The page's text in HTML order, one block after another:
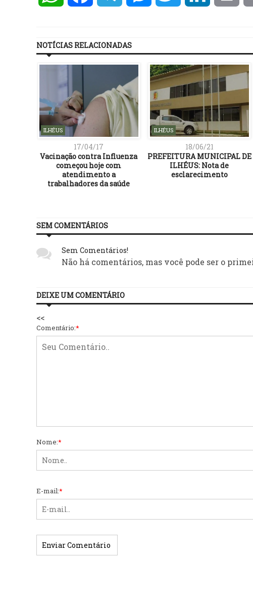
NOTÍCIAS RELACIONADAS
ILHÉUS
17/04/17
Vacinação contra Influenza
começou hoje com
atendimento a
trabalhadores da saúde
ILHÉUS
18/06/21
PREFEITURA MUNICIPAL DE
ILHÉUS: Nota de
esclarecimento
SEM COMENTÁRIOS
Sem Comentários!
Não há comentários, mas você pode ser o
DEIXE UM COMENTÁRIO
<<
Comentário:*
Nome:*
E-mail:*